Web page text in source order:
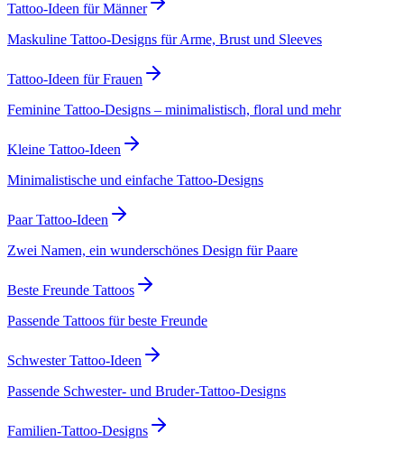
Tattoo-Ideen für Männer
Maskuline Tattoo-Designs für Arme, Brust und Sleeves
Tattoo-Ideen für Frauen
Feminine Tattoo-Designs – minimalistisch, floral und mehr
Kleine Tattoo-Ideen
Minimalistische und einfache Tattoo-Designs
Paar Tattoo-Ideen
Zwei Namen, ein wunderschönes Design für Paare
Beste Freunde Tattoos
Passende Tattoos für beste Freunde
Schwester Tattoo-Ideen
Passende Schwester- und Bruder-Tattoo-Designs
Familien-Tattoo-Designs